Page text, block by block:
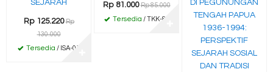
SEJARAH
Rp 125.220 Rp
130.000
Tersedia / ISA-01
Rp 81.000 Rp 85.000
Tersedia / TKK-81
DI PEGUNUNGAN
TENGAH PAPUA
1936-1994:
PERSPEKTIF
SEJARAH SOSIAL
DAN TRADISI